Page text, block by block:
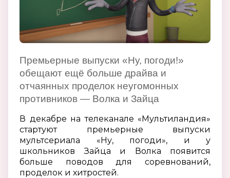
Премьерные выпуски «Ну, погоди!»
обещают ещё больше драйва и
отчаянных проделок неугомонных
противников — Волка и Зайца
В декабре на телеканале «Мультиландия»
стартуют премьерные выпуски
мультсериала «Ну, погоди», и у
школьников Зайца и Волка появится
больше поводов для соревнований,
проделок и хитростей.